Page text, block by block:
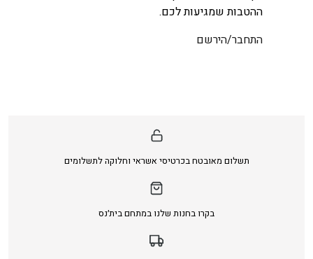
ההטבות שמגיעות לכם.
התחבר/הירשם
תשלום מאובטח בכרטיסי אשראי וחלוקה לתשלומים
בקרו בחנות שלנו במתחם בית׳נס